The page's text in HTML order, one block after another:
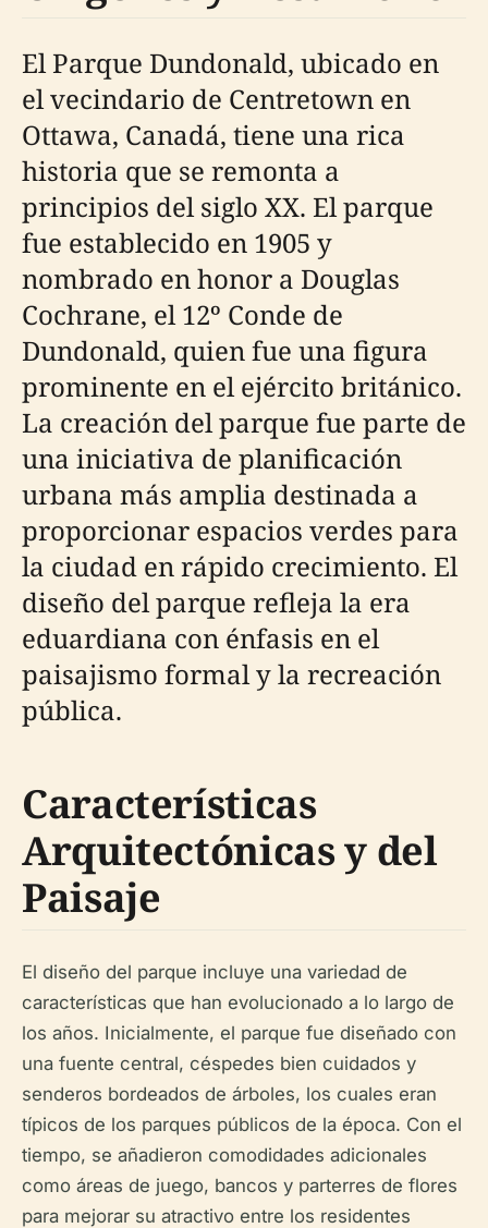
El Parque Dundonald, ubicado en
el vecindario de Centretown en
Ottawa, Canadá, tiene una rica
historia que se remonta a
principios del siglo XX. El parque
fue establecido en 1905 y
nombrado en honor a Douglas
Cochrane, el 12º Conde de
Dundonald, quien fue una figura
prominente en el ejército británico.
La creación del parque fue parte de
una iniciativa de planificación
urbana más amplia destinada a
proporcionar espacios verdes para
la ciudad en rápido crecimiento. El
diseño del parque refleja la era
eduardiana con énfasis en el
paisajismo formal y la recreación
pública.
Características
Arquitectónicas y del
Paisaje
El diseño del parque incluye una variedad de
características que han evolucionado a lo largo de
los años. Inicialmente, el parque fue diseñado con
una fuente central, céspedes bien cuidados y
senderos bordeados de árboles, los cuales eran
típicos de los parques públicos de la época. Con el
tiempo, se añadieron comodidades adicionales
como áreas de juego, bancos y parterres de flores
para mejorar su atractivo entre los residentes